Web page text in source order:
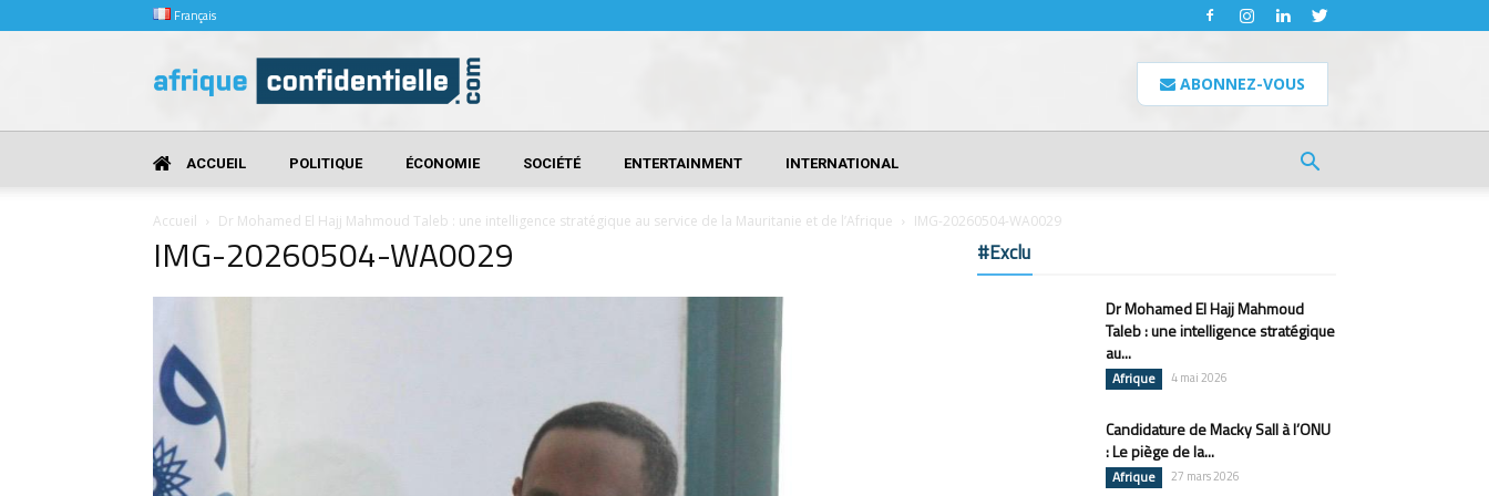
Français
Confidentielle
ABONNEZ-VOUS
ACCUEIL POLITIQUE ÉCONOMIE SOCIÉTÉ ENTERTAINMENT INTERNATIONAL
Accueil Dr Mohamed El Hajj Mahmoud Taleb : une intelligence stratégique au service de la Mauritanie et de l’Afrique IMG-20260504-WA0029
IMG-20260504-WA0029 #Exclu
Dr Mohamed El Hajj Mahmoud
Taleb : une intelligence stratégique
au...
Afrique 4 mai 2026
Candidature de Macky Sall à l’ONU
: Le piège de la...
Afrique 27 mars 2026